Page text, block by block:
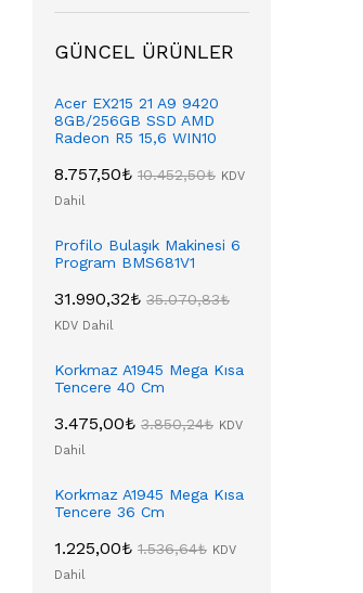
GÜNCEL ÜRÜNLER
Acer EX215 21 A9 9420
8GB/256GB SSD AMD
Radeon R5 15,6 WIN10
8.757,50₺ 10.452,50₺ KDV
Dahil
Profilo Bulaşık Makinesi 6
Program BMS681V1
31.990,32₺ 35.070,83₺
KDV Dahil
Korkmaz A1945 Mega Kısa
Tencere 40 Cm
3.475,00₺ 3.850,24₺ KDV
Dahil
Korkmaz A1945 Mega Kısa
Tencere 36 Cm
1.225,00₺ 1.536,64₺ KDV
Dahil